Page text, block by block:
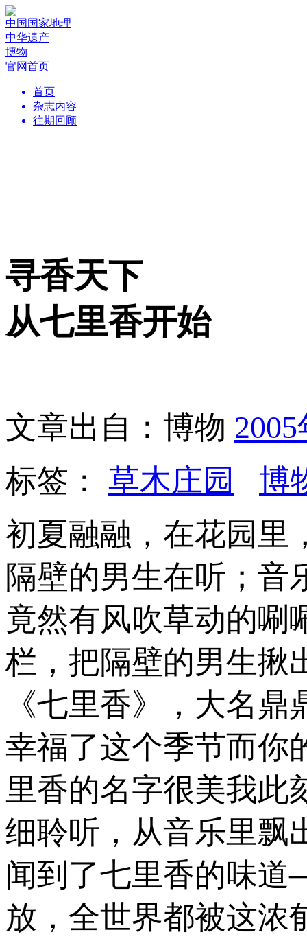
中国国家地理
中华遗产
博物
官网首页
首页
杂志内容
往期回顾
寻香天下
从七里香开始
文章出自：博物
标签： 草木庄园
博
初夏融融，在花园里
隔壁的男生在听；
竟然有风吹草动的
栏，把隔壁的男生揪
《七里香》，大名
幸福了这个季节而你
里香的名字很美我
细聆听，从音乐里飘
闻到了七里香的味
放，全世界都被这浓